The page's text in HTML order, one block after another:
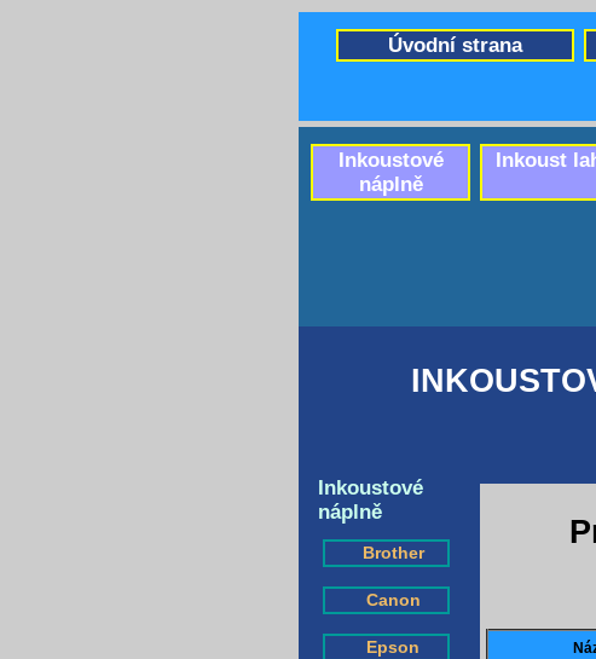
Inkoustové
náplně
Brother
Canon
Epson
Úvodní strana
Inkoust
Inkoustové
náplně